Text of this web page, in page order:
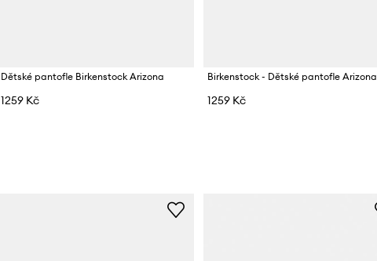
Dětské pantofle Birkenstock Arizona
1259 Kč
Birkenstock - Dětské pantofle Arizona
1259 Kč